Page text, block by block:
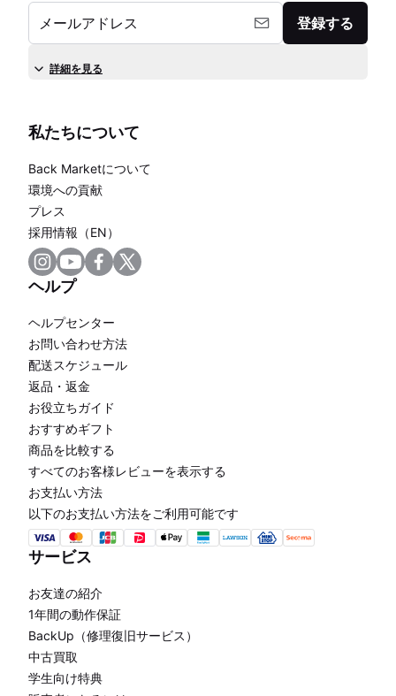
メールアドレス 登録する
詳細を見る
私たちについて
Back Marketについて
環境への貢献
プレス
採用情報（EN）
ヘルプ
ヘルプセンター
お問い合わせ方法
配送スケジュール
返品・返金
お役立ちガイド
おすすめギフト
商品を比較する
すべてのお客様レビューを表示する
お支払い方法
以下のお支払い方法をご利用可能です
サービス
お友達の紹介
1年間の動作保証
BackUp（修理復旧サービス）
中古買取
学生向け特典